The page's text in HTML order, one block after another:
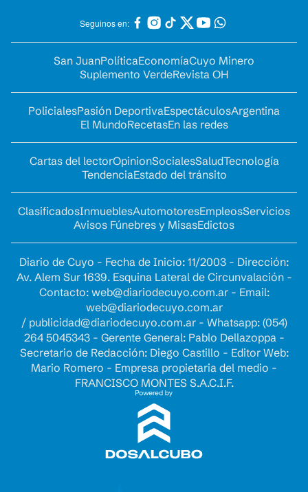
Seguinos en:
San JuanPolíticaEconomíaCuyo Minero
Suplemento VerdeRevista OH
PolicialesPasión DeportivaEspectáculosArgentina
El MundoRecetasEn las redes
Cartas del lectorOpinionSocialesSaludTecnología
TendenciaEstado del tránsito
ClasificadosInmueblesAutomotoresEmpleosServicios
Avisos Fúnebres y MisasEdictos
Diario de Cuyo - Fecha de Inicio: 11/2003 - Dirección:
Av. Alem Sur 1639. Esquina Lateral de Circunvalación -
Contacto: web@diariodecuyo.com.ar- Email:
web@diariodecuyo.com.ar
/ publicidad@diariodecuyo.com.ar- Whatsapp: (054)
264 5045343 - Gerente General: Pablo Dellazoppa -
Secretario de Redacción: Diego Castillo - Editor Web:
Mario Romero - Empresa propietaria del medio -
FRANCISCO MONTES S.A.C.I.F.